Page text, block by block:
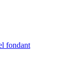
fondant